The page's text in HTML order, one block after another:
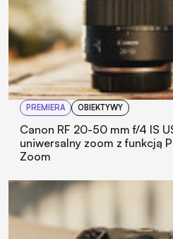
PREMIERA OBIEKTYWY
Canon RF 20-50 mm f/4 IS
uniwersalny zoom z funkcją
Zoom